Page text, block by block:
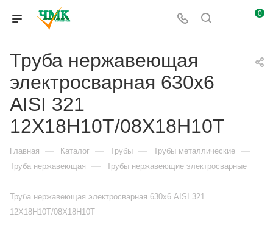
0
Труба нержавеющая
электросварная 630х6
AISI 321
12Х18Н10Т/08Х18Н10Т
Главная — Каталог — Трубы — Трубы металлические —
Труба нержавеющая — Трубы нержавеющие электросварные
—
Труба нержавеющая электросварная 630х6 AISI 321
12Х18Н10Т/08Х18Н10Т